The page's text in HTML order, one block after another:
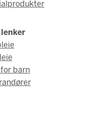
barn